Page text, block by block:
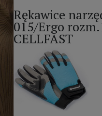
Rękawice
015/Ergo
CELLFAST